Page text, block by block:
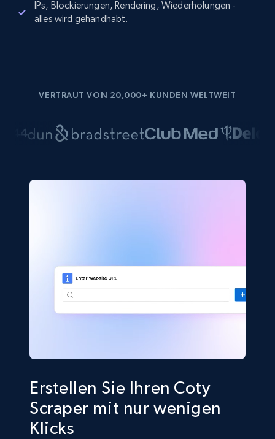
IPs, Blockierungen, Rendering, Wiederholungen -
alles wird gehandhabt.
VERTRAUT VON 20,000+ KUNDEN WELTWEIT
Erstellen Sie Ihren Coty
Scraper mit nur wenigen
Klicks